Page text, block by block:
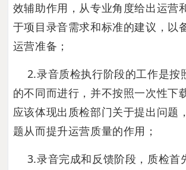
效辅助作用，从专业角度给出运营
于项目录音需求和标准的建议，以
运营准备；
2.录音质检执行阶段的工作是按
的不同而进行，并不按照一次性下
应该体现出质检部门关于提出问题
题从而提升运营质量的作用；
3.录音完成和反馈阶段，质检首